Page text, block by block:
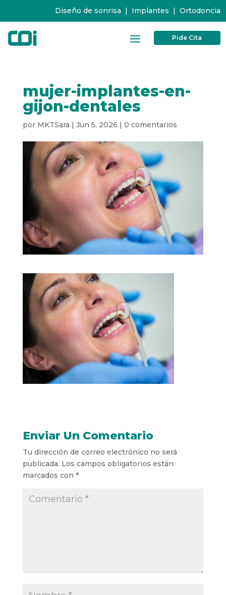
Diseño de sonrisa | Implantes | Ortodoncia
Pide Cita
mujer-implantes-en-
gijon-dentales
por MKTSara | Jun 5, 2026 | 0 comentarios
Enviar Un Comentario
Tu dirección de correo electrónico no será
publicada. Los campos obligatorios están
marcados con *